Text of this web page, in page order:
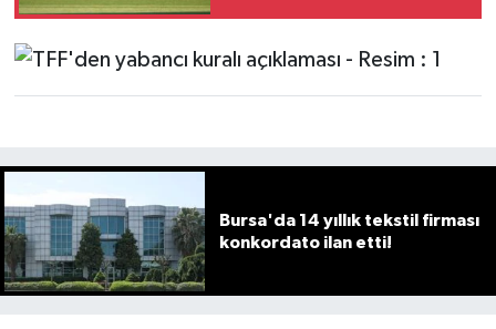
Bursa'da 14 yıllık tekstil firması
konkordato ilan etti!